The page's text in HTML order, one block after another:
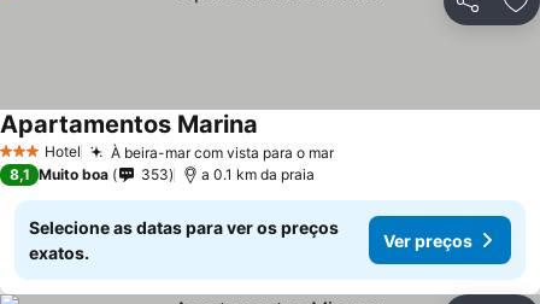
Partilhar
3 EstrelasHotel À beira-mar com vista para o mar
Apartamentos Marina
8,1 Muito boa 353 a 0.1 km da praia
Selecione as datas para ver os preços
exatos.
Ver preços